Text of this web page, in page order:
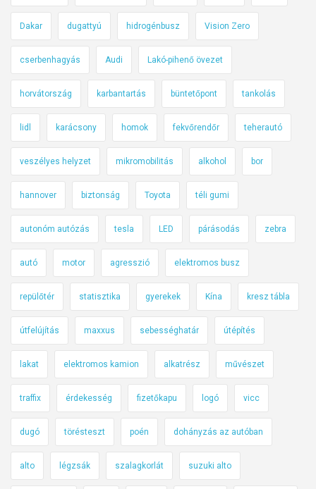
Dakar dugattyú hidrogénbusz Vision Zero
cserbenhagyás Audi Lakó-pihenő övezet
horvátország karbantartás büntetőpont tankolás
lidl karácsony homok fekvőrendőr teherautó
veszélyes helyzet mikromobilitás alkohol bor
hannover biztonság Toyota téli gumi
autonóm autózás tesla LED párásodás zebra
autó motor agresszió elektromos busz
repülőtér statisztika gyerekek Kína kresz tábla
útfelújítás maxxus sebességhatár útépítés
lakat elektromos kamion alkatrész művészet
traffix érdekesség fizetőkapu logó vicc
dugó törésteszt poén dohányzás az autóban
alto légzsák szalagkorlát suzuki alto